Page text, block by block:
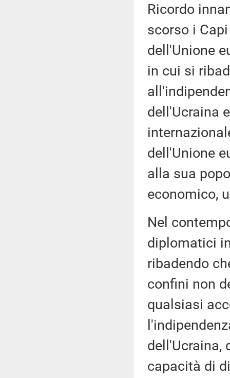
Ricordo
scorso i
dell'Unione
in cui si
dell'Ucraina
dell'Unione
alla sua
economico,
Nel
diplomatici
ribadendo
confini non
qualsiasi
dell'Ucraina,
capacità di